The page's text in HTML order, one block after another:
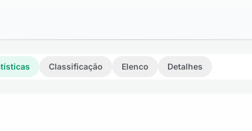
Classificação Elenco Detalhes